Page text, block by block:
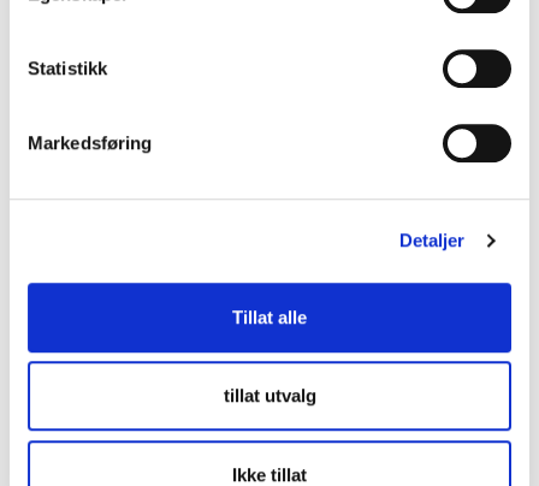
Statistikk
Markedsføring
Detaljer
Tillat alle
tillat utvalg
Ikke tillat